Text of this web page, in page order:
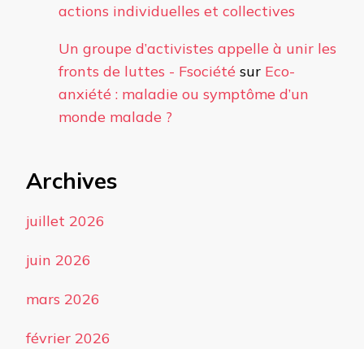
actions individuelles et collectives
Un groupe d’activistes appelle à unir les
fronts de luttes - Fsociété sur Eco-
anxiété : maladie ou symptôme d’un
monde malade ?
Archives
juillet 2026
juin 2026
mars 2026
février 2026